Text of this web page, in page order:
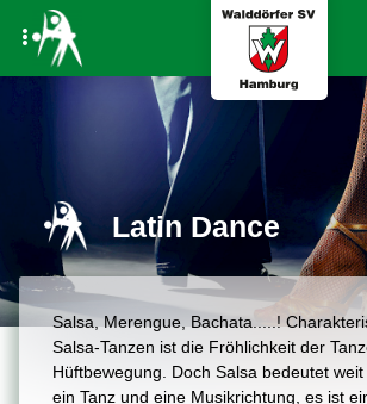
Latin Dance
Salsa, Merengue, Bachata.....!
Salsa-Tanzen ist die Fröhlichkeit der
Hüftbewegung. Doch Salsa bedeutet
ein Tanz und eine Musikrichtung, es ist